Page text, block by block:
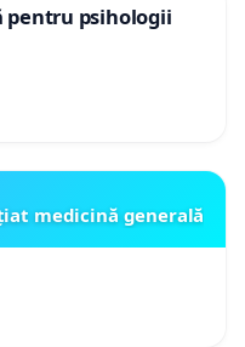
pentru psihologii
medicină generală